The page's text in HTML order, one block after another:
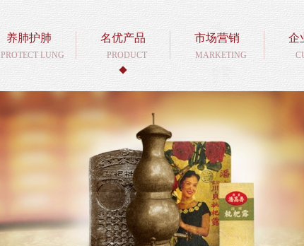
养肺护肺
PROTECT LUNG
名优产品
PRODUCT
市场营销
MARKETING
企